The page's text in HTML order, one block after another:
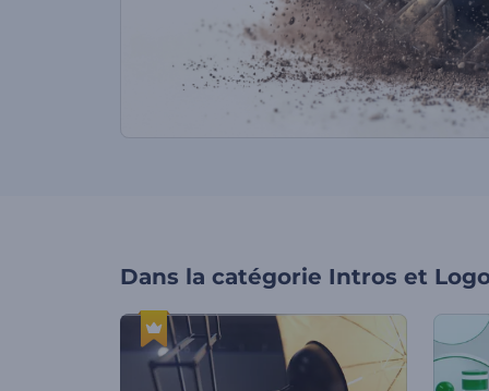
Dans la catégorie Intros et